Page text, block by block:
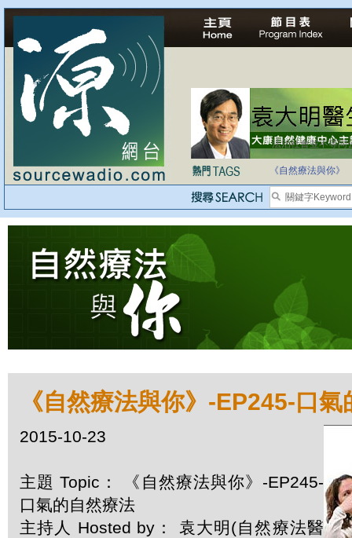
法治社會並不等同
《自然療法與你》
《自然療法與你》-EP245-口
2015-10-23
主題 Topic： 《自然療法與你》-EP245-
口氣的自然療法
主持人 Hosted by： 袁大明(自然療法醫